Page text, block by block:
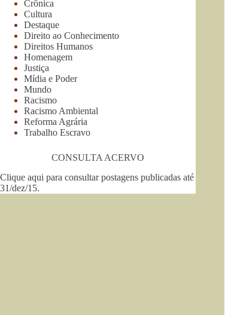
Crônica
Cultura
Destaque
Direito ao Conhecimento
Direitos Humanos
Homenagem
Justiça
Mídia e Poder
Mundo
Racismo
Racismo Ambiental
Reforma Agrária
Trabalho Escravo
CONSULTA ACERVO
Clique aqui para consultar postagens publicadas até
31/dez/15.